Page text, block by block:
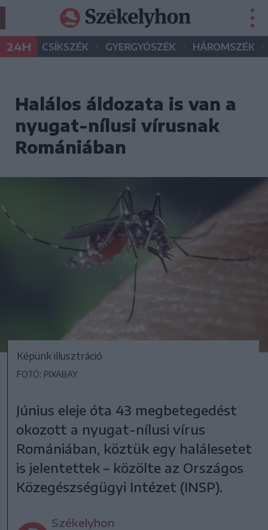
24H CSÍKSZÉK • GYERGYÓSZÉK • HÁROMSZÉK •
Halálos áldozata is van a
nyugat-nílusi vírusnak
Romániában
Képünk illusztráció
FOTÓ: PIXABAY
Június eleje óta 43 megbetegedést
okozott a nyugat-nílusi vírus
Romániában, köztük egy halálesetet
is jelentettek – közölte az Országos
Közegészségügyi Intézet (INSP).
Székelyhon